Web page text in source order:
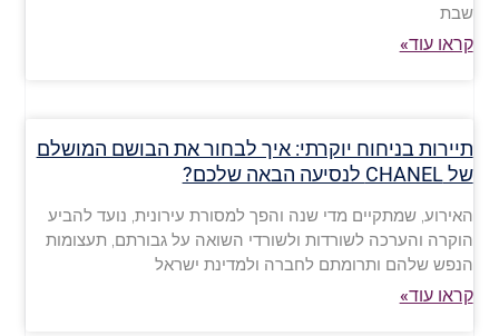
שבת
קראו עוד»
תיירות בניחוח יוקרתי: איך לבחור את הבושם המושלם
של CHANEL לנסיעה הבאה שלכם?
האירוע, שמתקיים מדי שנה והפך למסורת עירונית, נועד להביע
הוקרה והערכה לשורדות ולשורדי השואה על גבורתם, תעצומות
הנפש שלהם ותרומתם לחברה ולמדינת ישראל
קראו עוד»